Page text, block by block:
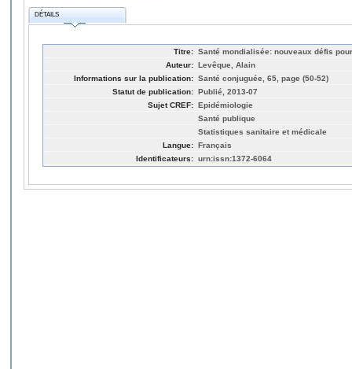
DÉTAILS
Titre: Santé mondialisée: nouveaux défis
Auteur: Levêque, Alain
Informations sur la publication: Santé conjuguée, 65, page (50-52)
Statut de publication: Publié, 2013-07
Sujet CREF: Epidémiologie
Santé publique
Statistiques sanitaire et médicale
Langue: Français
Identificateurs: urn:issn:1372-6064